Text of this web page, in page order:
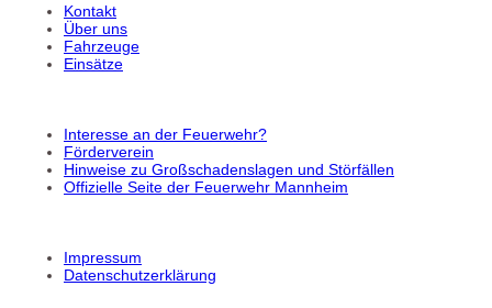
Kontakt
Über uns
Fahrzeuge
Einsätze
Interesse an der Feuerwehr?
Förderverein
Hinweise zu Großschadenslagen und Störfällen
Offizielle Seite der Feuerwehr Mannheim
Impressum
Datenschutzerklärung